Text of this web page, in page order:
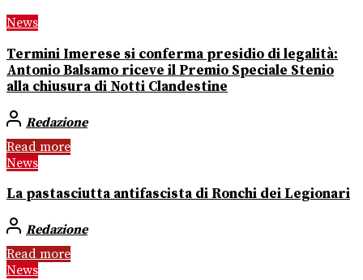
News
Termini Imerese si conferma presidio di legalità:
Antonio Balsamo riceve il Premio Speciale Stenio
alla chiusura di Notti Clandestine
Redazione
Read more
News
La pastasciutta antifascista di Ronchi dei Legionari
Redazione
Read more
News